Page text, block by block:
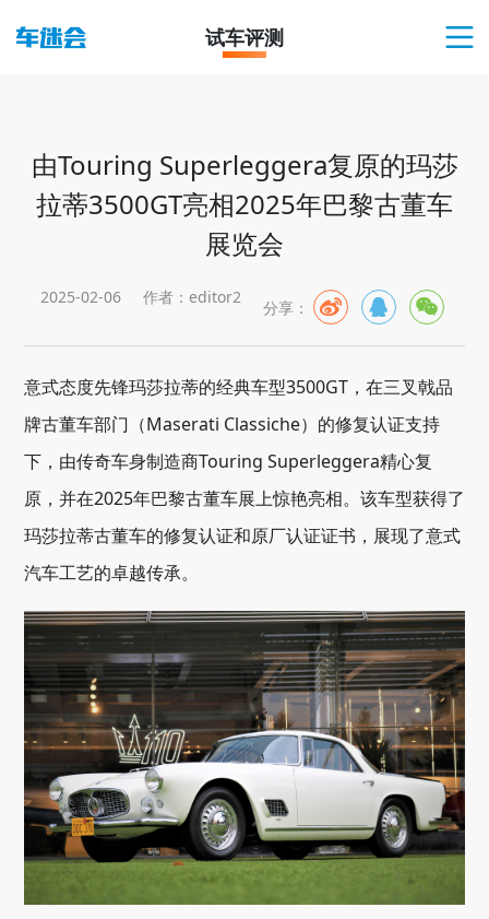
试车评测
由Touring Superleggera复原的玛莎
拉蒂3500GT亮相2025年巴黎古董车
展览会
2025-02-06 作者：editor2 分享：
意式态度先锋玛莎拉蒂的经典车型3500GT，在三叉戟品
牌古董车部门（Maserati Classiche）的修复认证支持
下，由传奇车身制造商Touring Superleggera精心复
原，并在2025年巴黎古董车展上惊艳亮相。该车型获得了
玛莎拉蒂古董车的修复认证和原厂认证证书，展现了意式
汽车工艺的卓越传承。